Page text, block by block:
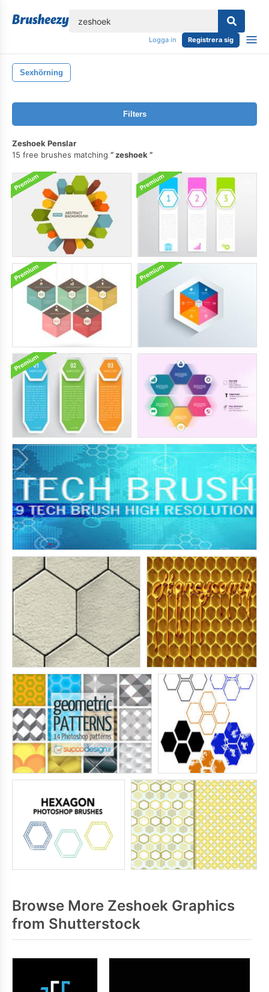
Logga in Registrera sig
Sexhörning
Filters
Zeshoek Penslar
15 free brushes matching
zeshoek
Browse More Zeshoek Graphics
from Shutterstock